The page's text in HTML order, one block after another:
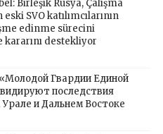
Birleşik Rusya, Çalışma
eski SVO katılımcılarının
edinme sürecini
destekliyor
Гвардии Единой
последствия
Урале и Дальнем Востоке